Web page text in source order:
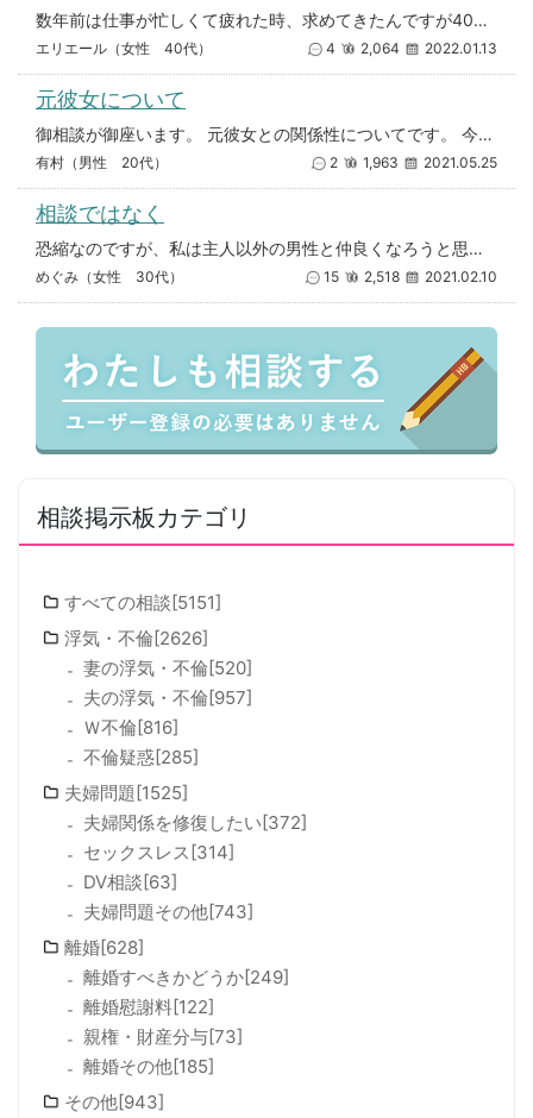
数年前は仕事が忙しくて疲れた時、求めてきたんですが40を迎えパタリと求められず。 ※とはいえ週1くらいでＨあります 「
エリエール（女性 40代） 4 2,064 2022.01.13
元彼女について
御相談が御座います。 元彼女との関係性についてです。 今年の2月まで交際している彼女がいました。しかし、私が浮気をしてし
有村（男性 20代） 2 1,963 2021.05.25
相談ではなく
恐縮なのですが、私は主人以外の男性と仲良くなろうと思わないのです。面倒と言いますか、仲良くなるまでの時間等が無駄に思える
めぐみ（女性 30代） 15 2,518 2021.02.10
相談掲示板カテゴリ
すべての相談[5151]
浮気・不倫[2626]
妻の浮気・不倫[520]
夫の浮気・不倫[957]
Ｗ不倫[816]
不倫疑惑[285]
夫婦問題[1525]
夫婦関係を修復したい[372]
セックスレス[314]
DV相談[63]
夫婦問題その他[743]
離婚[628]
離婚すべきかどうか[249]
離婚慰謝料[122]
親権・財産分与[73]
離婚その他[185]
その他[943]